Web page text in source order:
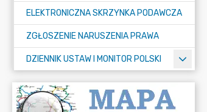
ELEKTRONICZNA SKRZYNKA PODAWCZA
ZGŁOSZENIE NARUSZENIA PRAWA
DZIENNIK USTAW I MONITOR POLSKI